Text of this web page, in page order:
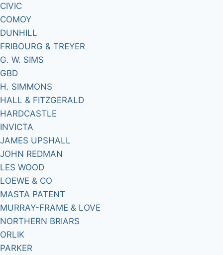
CIVIC
COMOY
DUNHILL
FRIBOURG & TREYER
G. W. SIMS
GBD
H. SIMMONS
HALL & FITZGERALD
HARDCASTLE
INVICTA
JAMES UPSHALL
JOHN REDMAN
LES WOOD
LOEWE & CO
MASTA PATENT
MURRAY-FRAME & LOVE
NORTHERN BRIARS
ORLIK
PARKER